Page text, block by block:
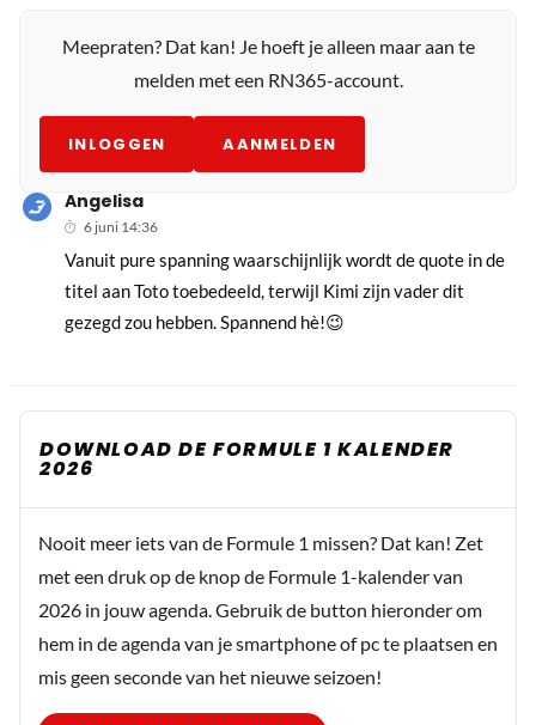
Meepraten? Dat kan! Je hoeft je alleen maar aan te
melden met een RN365-account.
INLOGGEN AANMELDEN
Angelisa
6 juni 14:36
Vanuit pure spanning waarschijnlijk wordt de quote in de
titel aan Toto toebedeeld, terwijl Kimi zijn vader dit
gezegd zou hebben. Spannend hè!😉
DOWNLOAD DE FORMULE 1 KALENDER
2026
Nooit meer iets van de Formule 1 missen? Dat kan! Zet
met een druk op de knop de Formule 1-kalender van
2026 in jouw agenda. Gebruik de button hieronder om
hem in de agenda van je smartphone of pc te plaatsen en
mis geen seconde van het nieuwe seizoen!